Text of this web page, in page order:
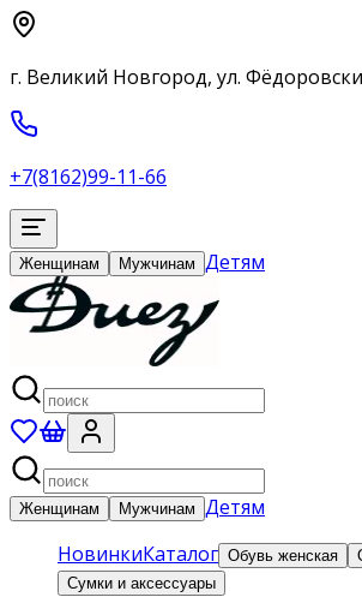
г. Великий Новгород, ул.
+7(8162)99-11-66
Женщинам Мужчинам Детям
Женщинам Мужчинам Детям
НовинкиКаталог Обувь женская
Сумки и аксессуары